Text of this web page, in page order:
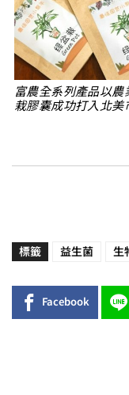
富農全系列產品以
栽膠囊成功打入北
標籤 益生菌
Facebook